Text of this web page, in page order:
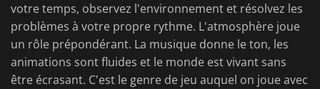
votre temps, observez l'environnement et résolvez les
problèmes à votre propre rythme. L'atmosphère joue
un rôle prépondérant. La musique donne le ton, les
animations sont fluides et le monde est vivant sans
être écrasant. C'est le genre de jeu auquel on joue avec